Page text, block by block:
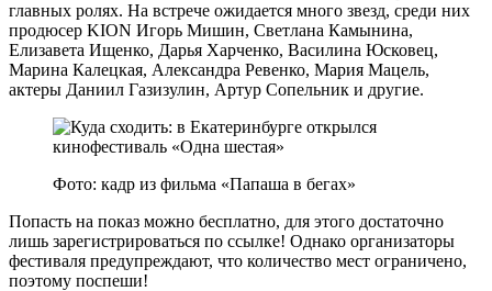
главных ролях. На встрече ожидается много звезд, среди них
продюсер KION Игорь Мишин, Светлана Камынина,
Елизавета Ищенко, Дарья Харченко, Василина Юсковец,
Марина Калецкая, Александра Ревенко, Мария Мацель,
актеры Даниил Газизулин, Артур Сопельник и другие.
Фото: кадр из фильма «Папаша в бегах»
Попасть на показ можно бесплатно, для этого достаточно
лишь зарегистрироваться по ссылке! Однако организаторы
фестиваля предупреждают, что количество мест ограничено,
поэтому поспеши!